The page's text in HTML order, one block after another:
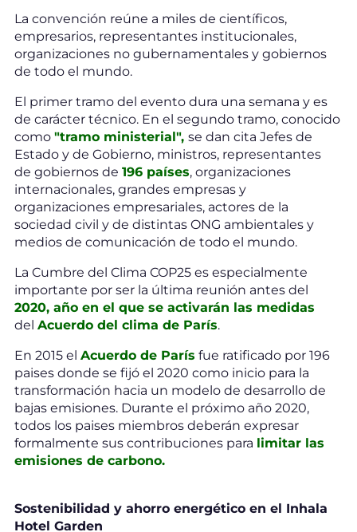
La convención reúne a miles de científicos,
empresarios, representantes institucionales,
organizaciones no gubernamentales y gobiernos
de todo el mundo.
El primer tramo del evento dura una semana y es
de carácter técnico. En el segundo tramo, conocido
como"tramo ministerial",se dan cita Jefes de
Estado y de Gobierno, ministros, representantes
de gobiernos de196 países, organizaciones
internacionales, grandes empresas y
organizaciones empresariales, actores de la
sociedad civil y de distintas ONG ambientales y
medios de comunicación de todo el mundo.
La Cumbre del Clima COP25 es especialmente
importante por ser la última reunión antes del
2020, año en el que se activarán las medidas
delAcuerdo del clima de París.
En 2015 elAcuerdo de París fue ratificado por 196
paises donde se fijó el 2020 como inicio para la
transformación hacia un modelo de desarrollo de
bajas emisiones. Durante el próximo año 2020,
todos los paises miembros deberán expresar
formalmente sus contribuciones para limitar las
emisiones de carbono.
Sostenibilidad y ahorro energético en el Inhala
Hotel Garden